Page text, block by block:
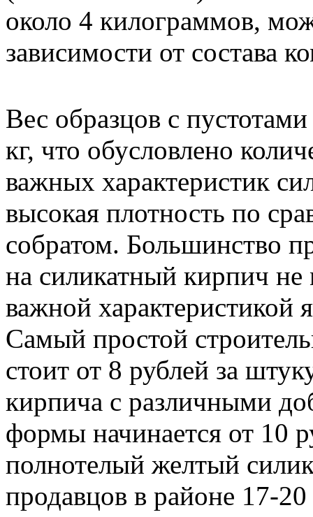
около 4 килограммов,
зависимости от состава
Вес образцов с
кг, что обусловлено
важных характеристик
высокая плотность по
собратом. Большинство
на силикатный кирпич
важной характеристикой
Самый простой
стоит от 8 рублей за
кирпича с различными
формы начинается от 10
полнотелый желтый
продавцов в районе 17-